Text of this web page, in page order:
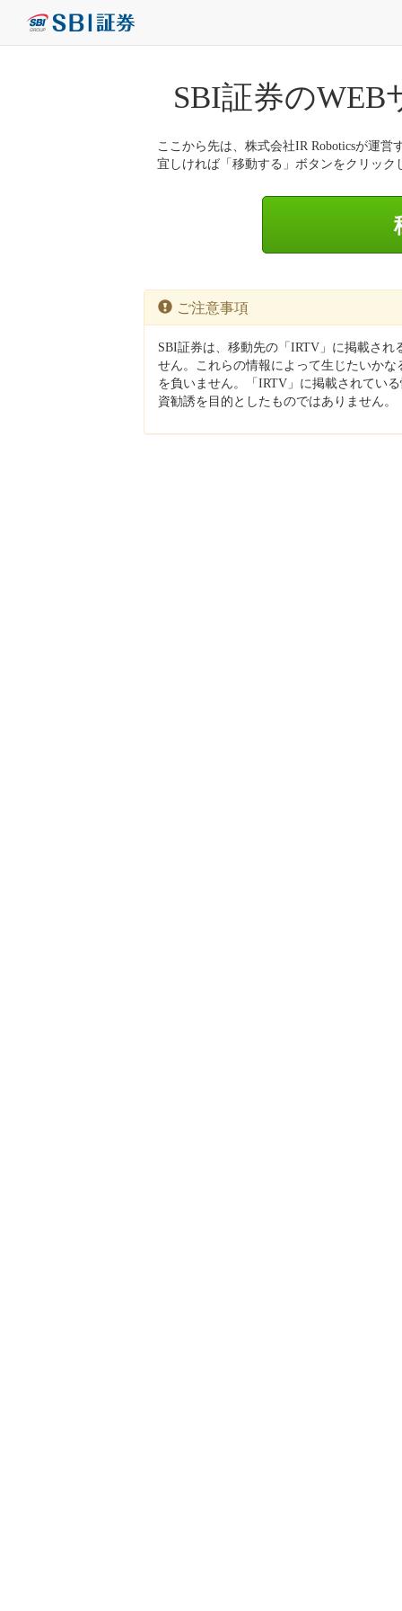
SBI証券の
ここから先は、株式会社IR Roboticsが運営
宜しければ「移動する」ボタンをクリック
ご注意事項
SBI証券は、移動先の「IRTV」に掲載さ
せん。これらの情報によって生じたいか
を負いません。「IRTV」に掲載されてい
資勧誘を目的としたものではありません。